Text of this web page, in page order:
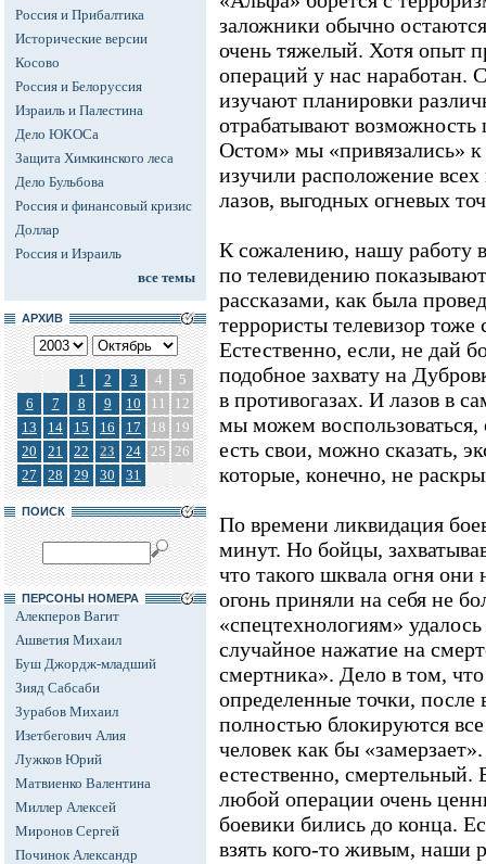
Россия и Прибалтика
Исторические версии
Косово
Россия и Белоруссия
Израиль и Палестина
Дело ЮКОСа
Защита Химкинского леса
Дело Бульбова
Россия и финансовый кризис
Доллар
Россия и Израиль
все темы
АРХИВ
1 2 3 4
5
6
7 8 9 10 11
12
13
14 15 16 17 18
19
20
21 22 23 24 25 26
27
28 29 30 31
ПОИСК
ПЕРСОНЫ НОМЕРА
Алекперов Вагит
Ашветия Михаил
Буш Джордж-младший
Зияд Сабсаби
Зурабов Михаил
Изетбегович Алия
Лужков Юрий
Матвиенко Валентина
Миллер Алексей
Миронов Сергей
Починок Александр
заложники обычно
очень тяжелый. Хотя опыт
операций у нас наработан.
изучают планировки
отрабатывают
Остом» мы «привязались»
изучили расположение
лазов, выгодных огневых
К сожалению, нашу
по телевидению
рассказами, как была
террористы телевизор тоже
Естественно, если, не дай
подобное захвату на
в противогазах. И лазов в
мы можем
есть свои, можно сказать,
которые, конечно, не
По времени ликвидация
минут. Но бойцы,
что такого шквала огня
огонь приняли на себя не
«спецтехнологиям»
случайное нажатие на
смертника». Дело в том, что
определенные точки, после
полностью блокируются
человек как бы
естественно, смертельный.
любой операции очень
боевики бились до конца.
взять кого-то живым, наши